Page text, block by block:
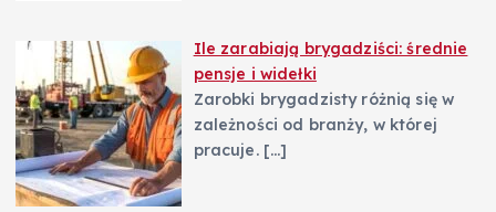
Ile zarabiają brygadziści: średnie
pensje i widełki
Zarobki brygadzisty różnią się w
zależności od branży, w której
pracuje. […]